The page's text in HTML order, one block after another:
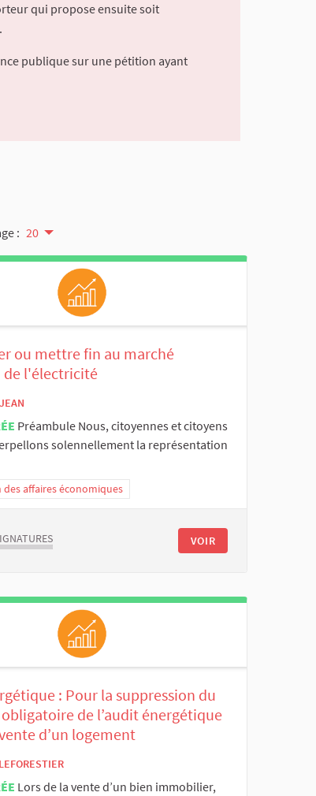
qui propose ensuite soit
publique sur une pétition ayant
: 20
ou mettre fin au marché
de l'électricité
Préambule Nous, citoyennes et citoyens
solennellement la représentation
des affaires économiques
VOIR
: Pour la suppression du
de l’audit énergétique
d’un logement
Lors de la vente d’un bien immobilier,